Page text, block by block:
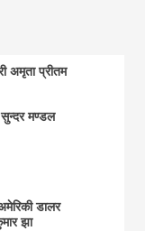
अमृता प्रीतम
मण्डल
डालर
झा